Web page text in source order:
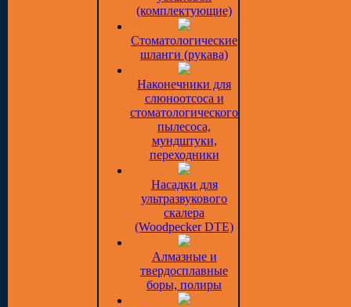
(комплектующие)
Стоматологические
шланги (рукава)
Наконечники для
слюноотсоса и
стоматологического
пылесоса,
мундштуки,
переходники
Насадки для
ультразвукового
скалера
(Woodpecker DTE)
Алмазные и
твердосплавные
боры, полиры